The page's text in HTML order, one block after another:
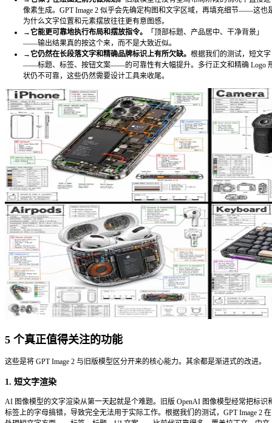
→ 把最重要的信息放在提示词最前面——主体、风格、
后，模型对前段内容的权重更高。
→ 图像里要出现的文字，必须用引号括起来
略你输入的内容。
→提示词末尾加否定约束——如
style——能去掉商业图里不想要的默认元素。
→编辑图像时，要同时说明改什么和保留什么——例如
景，主体和光线保持原样」。
→
依赖它精确复现品牌 Logo，也不要让它渲染
都需要设计工具来收尾。
GPT Image 2 是什么
在本文中，GPT Image 2 指 FlowCanvas 可选择使用的第三方
三项核心优势构建：精准遵循详细指令、在图像内渲染可读短
他区域的前提下进行精控编辑。FlowCanvas 是独立工作区，
官方产品。
在底层，模型会在生成之前先进行推理步骤：它似乎会先规
验证文字准确性，然后才开始渲染最终图像。对于普通用户
实际差异在你尝试生成带有可读文字的海报、带有清晰标签
全符合输入的 UI 原型图时立刻就能感受到。这些任务以前会
车。用 GPT Image 2，大多数时候都能直接跑通。
为什么它比旧模型更擅长渲染文字
→它似乎在绘图之前先做规划。
像素生成。GPT Image 2 似乎会先确定构图和文字区域
为什么文字位置和元素摆放往往更有意图感。